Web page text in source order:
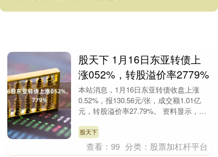
股天下 1月16日东亚转债上
涨052%，转股溢价率2779%
本站消息，1月16日东亚转债收盘上涨
0.52%，报130.56元/张，成交额1.01亿
元，转股溢价率27.79%。 资料显示，东
股天下
查看：99 分类： 股票加杠杆平台